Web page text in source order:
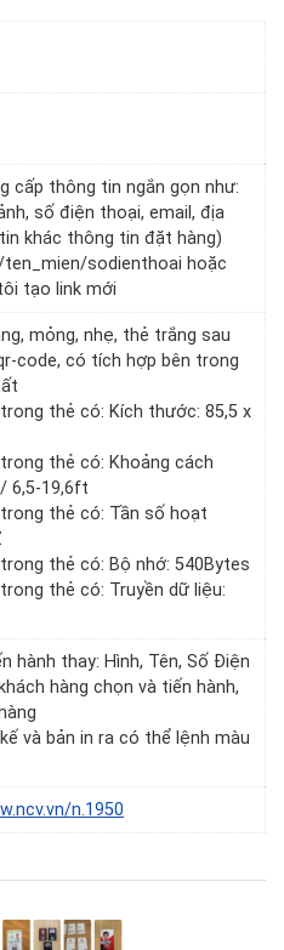
cấp thông tin ngắn gọn như:
số điện thoại, email, địa
khác thông tin đặt hàng)
sodienthoai hoặc
tạo link mới
mỏng, nhẹ, thẻ trắng sau
code, có tích hợp bên trong
trong thẻ có: Kích thước: 85,5 x
trong thẻ có: Khoảng cách
6,5-19,6ft
trong thẻ có: Tần số hoạt
trong thẻ có: Bộ nhớ: 540Bytes
trong thẻ có: Truyền dữ liệu:
hành thay: Hình, Tên, Số Điện
hàng chọn và tiến hành,
và bản in ra có thể lệnh màu
n.1950